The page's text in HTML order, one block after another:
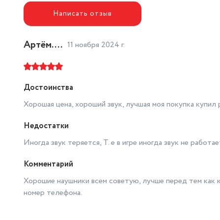
Ширина товара в упаковке, в
метрах
0.1
Высота товара в упаковке, в
метрах
Объем товара в упаковке, в
Гарантийный срок
Тип устройства
Бренд
Минимальная частота (Гц)
Максимальная частота (Гц)
20000
Написать отзыв
Артём.... 11 ноября 2024 г.
Достоинства
Хорошая цена, хороший звук, лучшая моя покупка купил
Недостатки
Иногда звук теряется, Т. е в игре иногда звук не
Комментарий
Хорошие наушники всем советую, лучше перед тем
номер телефона.